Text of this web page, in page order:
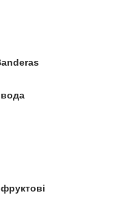
вода